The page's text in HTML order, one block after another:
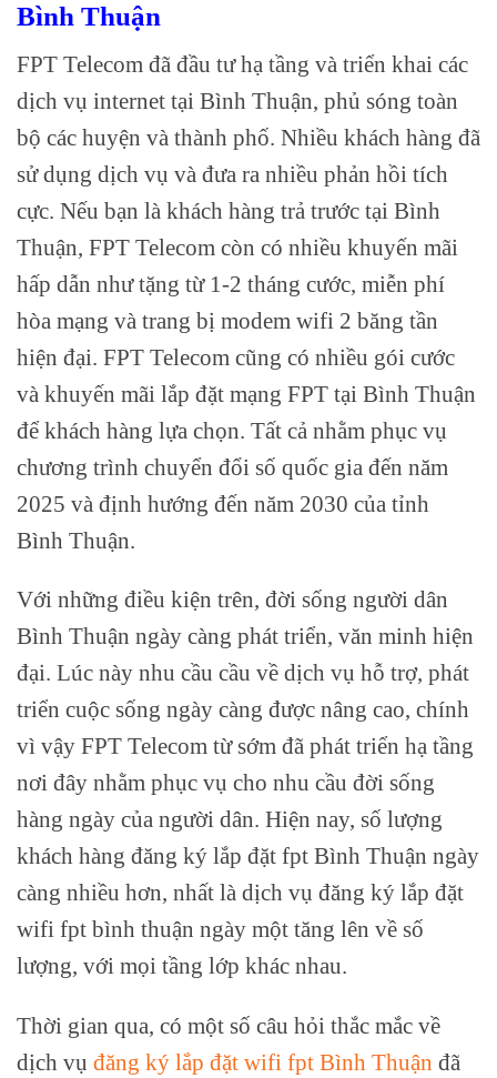
Bình Thuận
FPT Telecom đã đầu tư hạ tầng và triển khai các
dịch vụ internet tại Bình Thuận, phủ sóng toàn
bộ các huyện và thành phố. Nhiều khách hàng đã
sử dụng dịch vụ và đưa ra nhiều phản hồi tích
cực. Nếu bạn là khách hàng trả trước tại Bình
Thuận, FPT Telecom còn có nhiều khuyến mãi
hấp dẫn như tặng từ 1-2 tháng cước, miễn phí
hòa mạng và trang bị modem wifi 2 băng tần
hiện đại. FPT Telecom cũng có nhiều gói cước
và khuyến mãi lắp đặt mạng FPT tại Bình Thuận
để khách hàng lựa chọn. Tất cả nhằm phục vụ
chương trình chuyển đổi số quốc gia đến năm
2025 và định hướng đến năm 2030 của tỉnh
Bình Thuận.
Với những điều kiện trên, đời sống người dân
Bình Thuận ngày càng phát triển, văn minh hiện
đại. Lúc này nhu cầu cầu về dịch vụ hỗ trợ, phát
triển cuộc sống ngày càng được nâng cao, chính
vì vậy FPT Telecom từ sớm đã phát triển hạ tầng
nơi đây nhằm phục vụ cho nhu cầu đời sống
hàng ngày của người dân. Hiện nay, số lượng
khách hàng đăng ký lắp đặt fpt Bình Thuận ngày
càng nhiều hơn, nhất là dịch vụ đăng ký lắp đặt
wifi fpt bình thuận ngày một tăng lên về số
lượng, với mọi tầng lớp khác nhau.
Thời gian qua, có một số câu hỏi thắc mắc về
dịch vụ đăng ký lắp đặt wifi fpt Bình Thuận đã